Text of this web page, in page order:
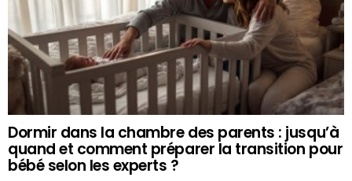
Dormir dans la chambre des parents : jusqu’à
quand et comment préparer la transition pour
bébé selon les experts ?